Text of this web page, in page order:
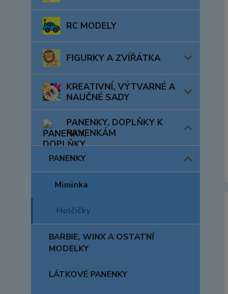
RC MODELY
FIGURKY A ZVÍŘÁTKA
KREATIVNÍ, VÝTVARNÉ A
NAUČNÉ SADY
PANENKY, DOPLŇKY K
PANENKÁM
PANENKY
Miminka
Holčičky
BARBIE, WINX A OSTATNÍ
MODELKY
LÁTKOVÉ PANENKY